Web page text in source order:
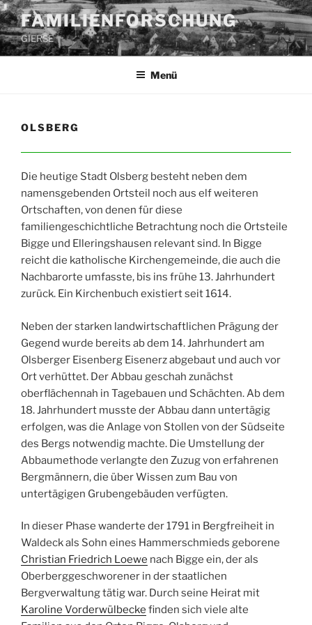
Zum
Inhalt
springen
FAMILIENFORSCHUNG
GIERSE
Menü
OLSBERG
Die heutige Stadt Olsberg besteht neben dem
namensgebenden Ortsteil noch aus elf weiteren
Ortschaften, von denen für diese
familiengeschichtliche Betrachtung noch die Ortsteile
Bigge und Elleringshausen relevant sind. In Bigge
reicht die katholische Kirchengemeinde, die auch die
Nachbarorte umfasste, bis ins frühe 13. Jahrhundert
zurück. Ein Kirchenbuch existiert seit 1614.
Neben der starken landwirtschaftlichen Prägung der
Gegend wurde bereits ab dem 14. Jahrhundert am
Olsberger Eisenberg Eisenerz abgebaut und auch vor
Ort verhüttet. Der Abbau geschah zunächst
oberflächennah in Tagebauen und Schächten. Ab dem
18. Jahrhundert musste der Abbau dann untertägig
erfolgen, was die Anlage von Stollen von der Südseite
des Bergs notwendig machte. Die Umstellung der
Abbaumethode verlangte den Zuzug von erfahrenen
Bergmännern, die über Wissen zum Bau von
untertägigen Grubengebäuden verfügten.
In dieser Phase wanderte der 1791 in Bergfreiheit in
Waldeck als Sohn eines Hammerschmieds geborene
Christian Friedrich Loewe nach Bigge ein, der als
Oberberggeschworener in der staatlichen
Bergverwaltung tätig war. Durch seine Heirat mit
Karoline Vorderwülbecke finden sich viele alte